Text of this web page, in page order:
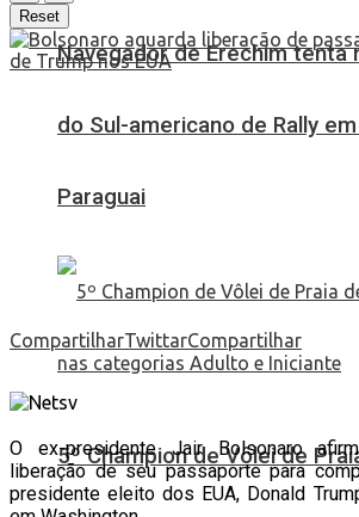
Navegador de Erechim tenta
do Sul-americano de Rally
Paraguai
5º Champion de Vôlei de
Reset
CompartilharTwittarCompartilhar
O ex-presidente Jair Bolsonaro
liberação de seu passaporte para
presidente eleito dos EUA, Donald